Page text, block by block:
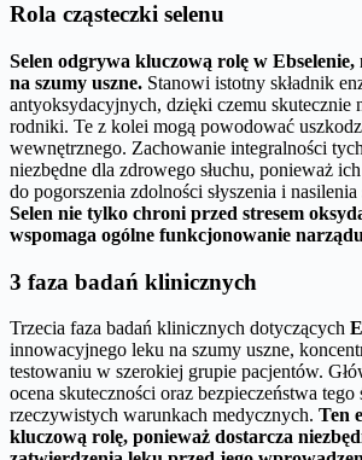
Rola cząsteczki selenu
Selen odgrywa kluczową rolę w
na szumy uszne. Stanowi istotny składnik
antyoksydacyjnych, dzięki czemu skutecznie
rodniki. Te z kolei mogą powodować
wewnętrznego. Zachowanie integralności
niezbędne dla zdrowego słuchu, ponieważ
do pogorszenia zdolności słyszenia i
Selen nie tylko chroni przed stresem
wspomaga ogólne funkcjonowanie
3 faza badań klinicznych
Trzecia faza badań klinicznych dotyczących
innowacyjnego leku na szumy uszne,
testowaniu w szerokiej grupie pacjentów.
ocena skuteczności oraz bezpieczeństwa tego
rzeczywistych warunkach medycznych. Ten
kluczową rolę, ponieważ dostarcza